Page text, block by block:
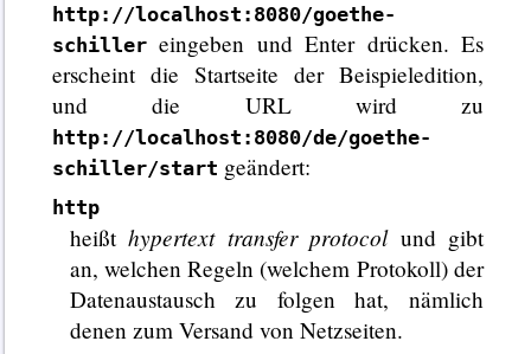
http://localhost:8080/goethe-
schillereingeben und Enter drücken. Es
erscheint die Startseite der Beispieledition,
und die URL wird zu
http://localhost:8080/de/goethe-
schiller/start geändert:
http
heißthypertext transfer protocolund gibt
an, welchen Regeln (welchem Protokoll) der
Datenaustausch zu folgen hat, nämlich
denen zum Versand von Netzseiten.